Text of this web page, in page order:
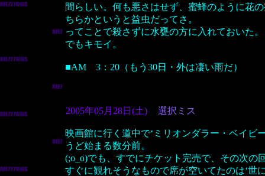
間らしい。何も悪さはせず、蜜蜂のように花
ちらかというと益虫だってさ。
ってことで殺さずに水甕の方に入れておいた。
でもキモイ。
■AM 3：20（もう30日・外は凄い雨だ）
2005年05月28日(土) 選択ミス
映画館に行く道中で‘ミリオンダラー・ベイビ
うど始まる数分前。
(;o_o)でも、すでにチケット完売で、その次
すぐに観れそうなもので席が空いてたのは‘世